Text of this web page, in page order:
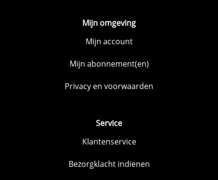
Mijn omgeving
Mijn account
Mijn abonnement(en)
Privacy en voorwaarden
Service
Klantenservice
Bezorgklacht indienen